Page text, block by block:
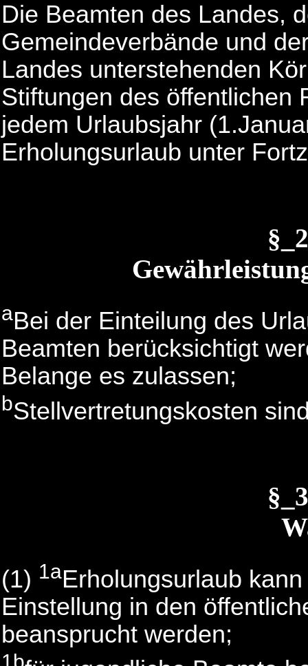
Die Beamten des Landes,
Gemeindeverbände und
Landes unterstehenden
Stiftungen des öffentlichen
jedem Urlaubsjahr
Erholungsurlaub unter
aBei der Einteilung des
Beamten berücksichtigt
Belange es zulassen;
bStellvertretungskosten
(1) 1aErholungsurlaub
Einstellung in den
beansprucht werden;
1b